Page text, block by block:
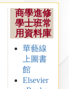
商學進修
學士班常
用資料庫
華藝線
上圖書
館
Elsevier